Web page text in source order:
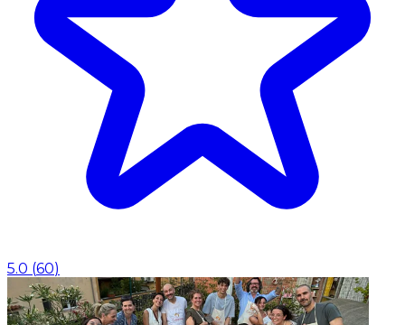
5.0 (60)